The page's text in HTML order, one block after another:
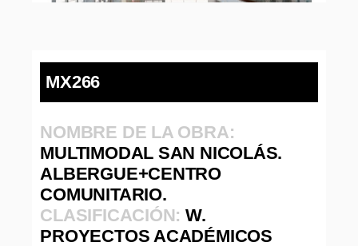
MX266
NOMBRE DE LA OBRA:
MULTIMODAL SAN NICOLÁS.
ALBERGUE+CENTRO
COMUNITARIO.
CLASIFICACIÓN:W.
PROYECTOS ACADÉMICOS